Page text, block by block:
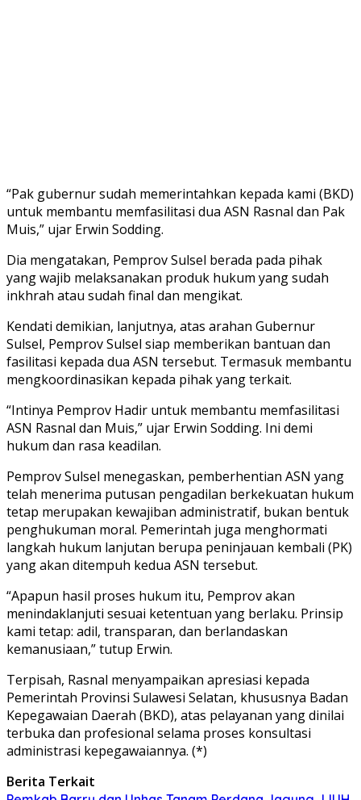
“Pak gubernur sudah memerintahkan kepada kami (BKD)
untuk membantu memfasilitasi dua ASN Rasnal dan Pak
Muis,” ujar Erwin Sodding.
Dia mengatakan, Pemprov Sulsel berada pada pihak
yang wajib melaksanakan produk hukum yang sudah
inkhrah atau sudah final dan mengikat.
Kendati demikian, lanjutnya, atas arahan Gubernur
Sulsel, Pemprov Sulsel siap memberikan bantuan dan
fasilitasi kepada dua ASN tersebut. Termasuk membantu
mengkoordinasikan kepada pihak yang terkait.
“Intinya Pemprov Hadir untuk membantu memfasilitasi
ASN Rasnal dan Muis,” ujar Erwin Sodding. Ini demi
hukum dan rasa keadilan.
Pemprov Sulsel menegaskan, pemberhentian ASN yang
telah menerima putusan pengadilan berkekuatan hukum
tetap merupakan kewajiban administratif, bukan bentuk
penghukuman moral. Pemerintah juga menghormati
langkah hukum lanjutan berupa peninjauan kembali (PK)
yang akan ditempuh kedua ASN tersebut.
“Apapun hasil proses hukum itu, Pemprov akan
menindaklanjuti sesuai ketentuan yang berlaku. Prinsip
kami tetap: adil, transparan, dan berlandaskan
kemanusiaan,” tutup Erwin.
Terpisah, Rasnal menyampaikan apresiasi kepada
Pemerintah Provinsi Sulawesi Selatan, khususnya Badan
Kepegawaian Daerah (BKD), atas pelayanan yang dinilai
terbuka dan profesional selama proses konsultasi
administrasi kepegawaiannya. (*)
Berita Terkait